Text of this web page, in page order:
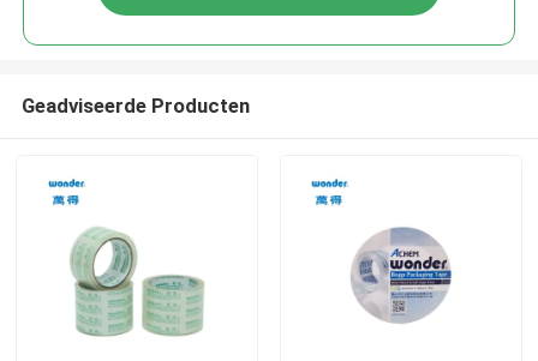
Geadviseerde Producten